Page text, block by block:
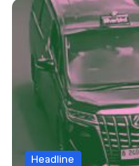
Headline